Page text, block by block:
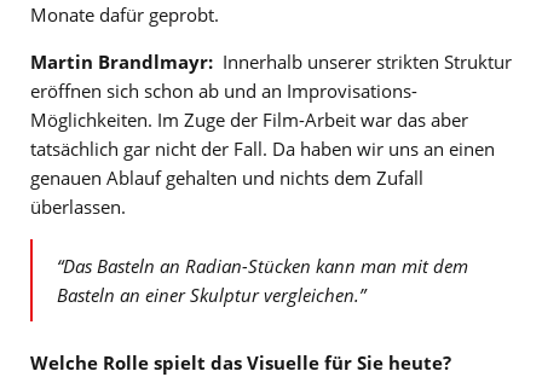
Monate dafür geprobt.
Martin Brandlmayr: Innerhalb unserer strikten Struktur
eröffnen sich schon ab und an Improvisations-
Möglichkeiten. Im Zuge der Film-Arbeit war das aber
tatsächlich gar nicht der Fall. Da haben wir uns an einen
genauen Ablauf gehalten und nichts dem Zufall
überlassen.
“Das Basteln an Radian-Stücken kann man mit dem
Basteln an einer Skulptur vergleichen.”
Welche Rolle spielt das Visuelle für Sie heute?